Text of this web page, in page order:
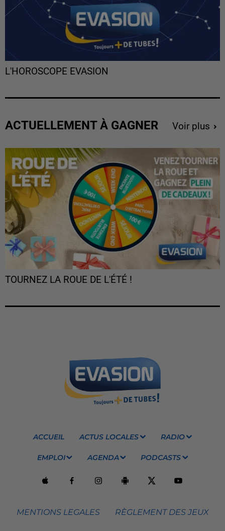
L'HOROSCOPE EVASION
ACTUELLEMENT À GAGNER Voir plus
TOURNEZ LA ROUE DE L'ÉTÉ !
ACCUEIL ACTUS LOCALES RADIO
EMPLOI AGENDA PODCASTS
MENTIONS LEGALES RÈGLEMENT DES JEUX